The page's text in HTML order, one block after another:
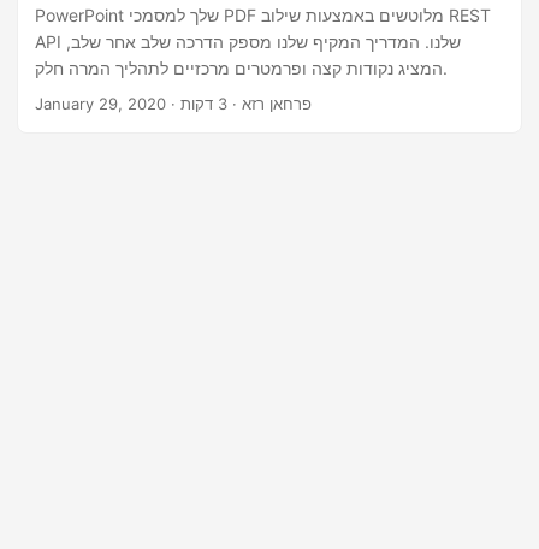
PowerPoint שלך למסמכי PDF מלוטשים באמצעות שילוב REST
API שלנו. המדריך המקיף שלנו מספק הדרכה שלב אחר שלב,
המציג נקודות קצה ופרמטרים מרכזיים לתהליך המרה חלק.
January 29, 2020 · פרחאן רזא · 3 דקות